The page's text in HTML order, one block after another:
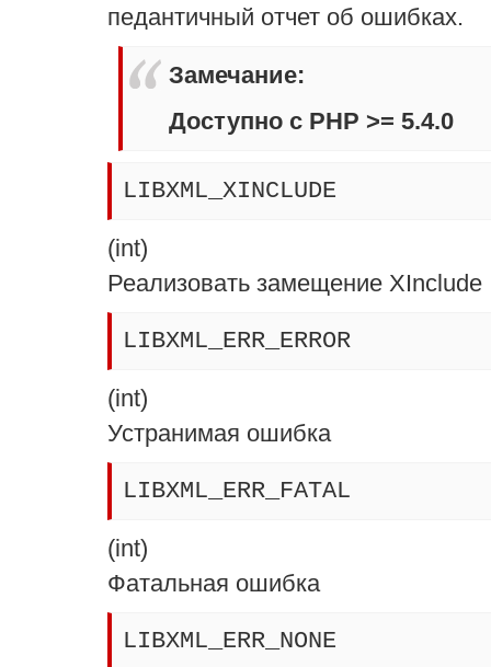
педантичный отчет об ошибках.
Замечание:
Доступно с PHP >= 5.4.0
LIBXML_XINCLUDE
(int)
Реализовать замещение XInclude
LIBXML_ERR_ERROR
(int)
Устранимая ошибка
LIBXML_ERR_FATAL
(int)
Фатальная ошибка
LIBXML_ERR_NONE